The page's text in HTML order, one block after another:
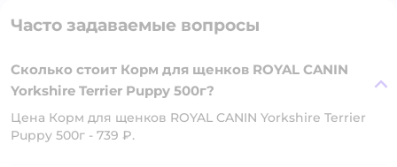
Часто задаваемые вопросы
Сколько стоит Корм для щенков ROYAL CANIN
Yorkshire Terrier Puppy 500г?
Цена Корм для щенков ROYAL CANIN Yorkshire Terrier
Puppy 500г - 739 ₽.